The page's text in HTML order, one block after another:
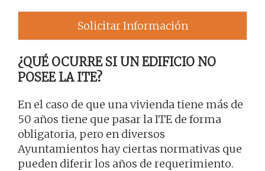
Solicitar Información
¿QUÉ OCURRE SI UN EDIFICIO NO
POSEE LA ITE?
En el caso de que una vivienda tiene más de
50 años tiene que pasar la ITE de forma
obligatoria, pero en diversos
Ayuntamientos hay ciertas normativas que
pueden diferir los años de requerimiento.